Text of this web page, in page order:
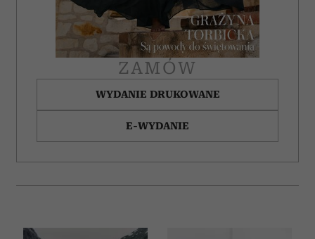
analizować ruch w naszej witrynie. Informacje o tym, jak
korzystasz z naszej witryny, udostępniamy partnerom
społecznościowym, reklamowym i analitycznym.
Partnerzy mogą połączyć te informacje z innymi danymi
otrzymanymi od Ciebie lub uzyskanymi podczas
korzystania z ich usług.
ZAMÓW
WYDANIE DRUKOWANE
E-WYDANIE